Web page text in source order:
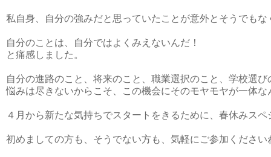
私自身、自分の強みだと思っていたことが意外とそうでも
自分のことは、自分ではよくみえないんだ！
と痛感しました。
自分の進路のこと、将来のこと、職業選択のこと、学校選
悩みは尽きないからこそ、この機会にそのモヤモヤが一体
４月から新たな気持ちでスタートをきるために、春休みス
初めましての方も、そうでない方も、気軽にご参加ください